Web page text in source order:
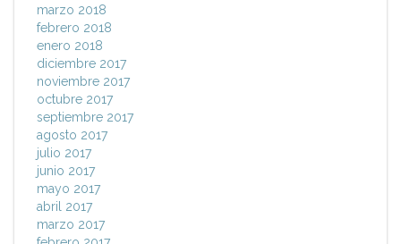
marzo 2018
febrero 2018
enero 2018
diciembre 2017
noviembre 2017
octubre 2017
septiembre 2017
agosto 2017
julio 2017
junio 2017
mayo 2017
abril 2017
marzo 2017